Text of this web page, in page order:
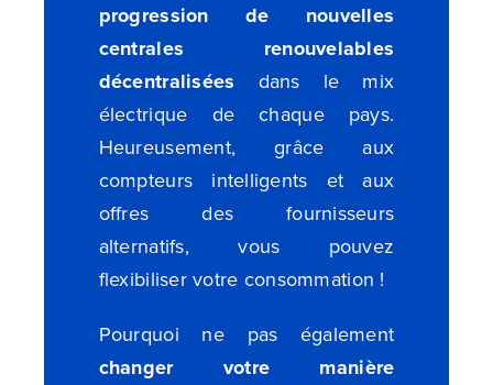
progression de nouvelles
centrales renouvelables
décentralisées dans le mix
électrique de chaque pays.
Heureusement, grâce aux
compteurs intelligents et aux
offres des fournisseurs
alternatifs, vous pouvez
flexibiliser votre consommation !
Pourquoi ne pas également
changer votre manière